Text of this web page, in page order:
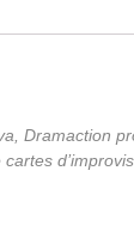
Dramaction